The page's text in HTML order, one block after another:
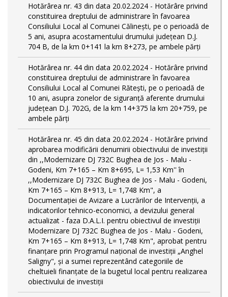
Hotărârea nr. 43 din data 20.02.2024 - Hotărâre privind
constituirea dreptului de administrare în favoarea
Consiliului Local al Comunei Călinești, pe o perioadă de
5 ani, asupra acostamentului drumului județean D.J.
704 B, de la km 0+141 la km 8+273, pe ambele părți
Hotărârea nr. 44 din data 20.02.2024 - Hotărâre privind
constituirea dreptului de administrare în favoarea
Consiliului Local al Comunei Rătești, pe o perioadă de
10 ani, asupra zonelor de siguranță aferente drumului
județean D.J. 702G, de la km 14+375 la km 20+759, pe
ambele părți
Hotărârea nr. 45 din data 20.02.2024 - Hotărâre privind
aprobarea modificării denumirii obiectivului de investiții
din ,,Modernizare DJ 732C Bughea de Jos - Malu -
Godeni, Km 7+165 – Km 8+695, L= 1,53 Km'' în
,,Modernizare DJ 732C Bughea de Jos - Malu - Godeni,
Km 7+165 – Km 8+913, L= 1,748 Km", a
Documentației de Avizare a Lucrărilor de Intervenții, a
indicatorilor tehnico-economici, a devizului general
actualizat - faza D.A.L.I. pentru obiectivul de investiţii
Modernizare DJ 732C Bughea de Jos - Malu - Godeni,
Km 7+165 – Km 8+913, L= 1,748 Km", aprobat pentru
finanțare prin Programul național de investiții „Anghel
Saligny", și a sumei reprezentând categoriile de
cheltuieli finanțate de la bugetul local pentru realizarea
obiectivului de investiții